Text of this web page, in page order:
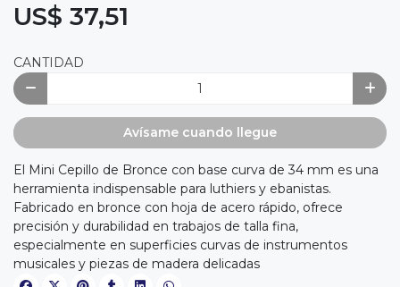
US$ 37,51
CANTIDAD
Avísame cuando llegue
El Mini Cepillo de Bronce con base curva de 34 mm es una
herramienta indispensable para luthiers y ebanistas.
Fabricado en bronce con hoja de acero rápido, ofrece
precisión y durabilidad en trabajos de talla fina,
especialmente en superficies curvas de instrumentos
musicales y piezas de madera delicadas